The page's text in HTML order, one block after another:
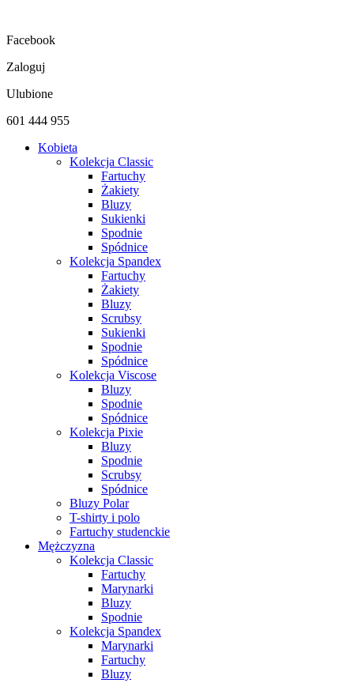
treści
Facebook
Zaloguj
Ulubione
601 444 955
Kobieta
Kolekcja Classic
Fartuchy
Żakiety
Bluzy
Sukienki
Spodnie
Spódnice
Kolekcja Spandex
Fartuchy
Żakiety
Bluzy
Scrubsy
Sukienki
Spodnie
Spódnice
Kolekcja Viscose
Bluzy
Spodnie
Spódnice
Kolekcja Pixie
Bluzy
Spodnie
Scrubsy
Spódnice
Bluzy Polar
T-shirty i polo
Fartuchy studenckie
Mężczyzna
Kolekcja Classic
Fartuchy
Marynarki
Bluzy
Spodnie
Kolekcja Spandex
Marynarki
Fartuchy
Bluzy